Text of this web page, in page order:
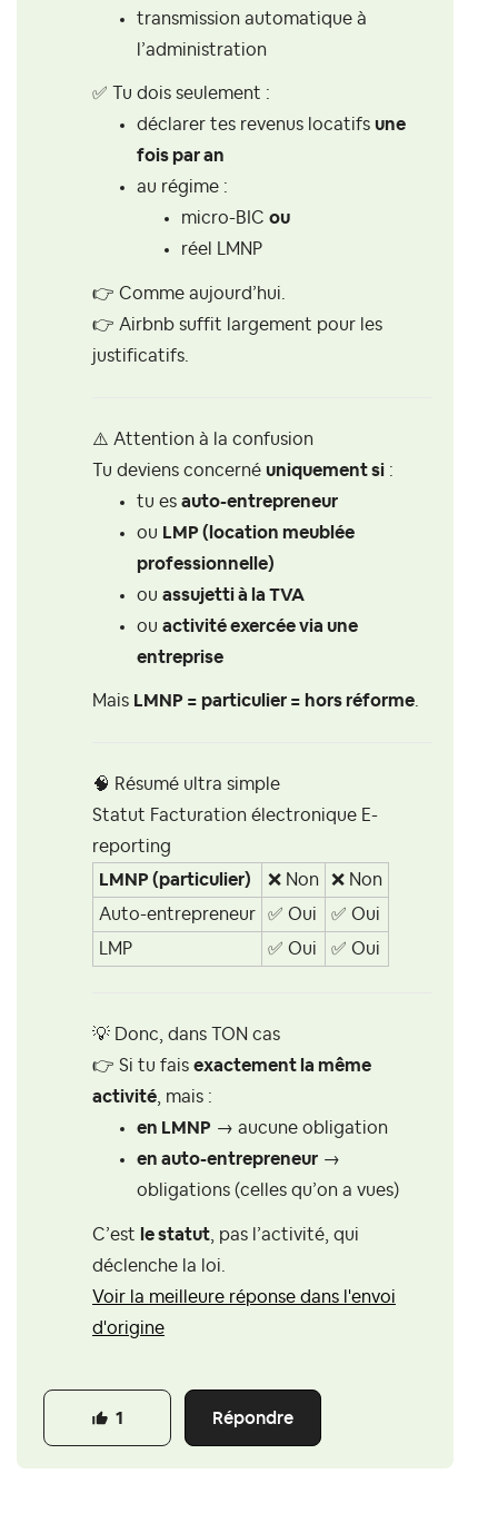
transmission automatique à
l’administration
✅ Tu dois seulement :
déclarer tes revenus locatifs une
fois par an
au régime :
micro-BIC ou
réel LMNP
👉 Comme aujourd’hui.
👉 Airbnb suffit largement pour les
justificatifs.
⚠️ Attention à la confusion
Tu deviens concerné uniquement si :
tu es auto-entrepreneur
ou LMP (location meublée
professionnelle)
ou assujetti à la TVA
ou activité exercée via une
entreprise
Mais LMNP = particulier = hors réforme.
🧠 Résumé ultra simple
Statut Facturation électronique E-
reporting
LMNP (particulier)
❌ Non ❌ Non
Auto-entrepreneur
✅ Oui ✅ Oui
LMP
✅ Oui ✅ Oui
💡 Donc, dans TON cas
👉 Si tu fais exactement la même
activité, mais :
en LMNP → aucune obligation
en auto-entrepreneur →
obligations (celles qu’on a vues)
C’est le statut , pas l’activité, qui
déclenche la loi.
Voir la meilleure réponse dans l'envoi
d'origine
Répondre
1